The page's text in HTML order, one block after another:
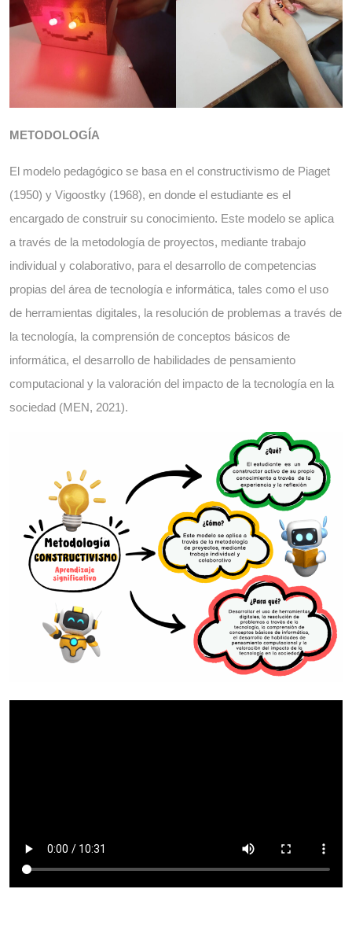
METODOLOGÍA
El modelo pedagógico se basa en el constructivismo de Piaget
(1950) y Vigoostky (1968), en donde el estudiante es el
encargado de construir su conocimiento. Este modelo se aplica
a través de la metodología de proyectos, mediante trabajo
individual y colaborativo, para el desarrollo de competencias
propias del área de tecnología e informática, tales como el uso
de herramientas digitales, la resolución de problemas a través de
la tecnología, la comprensión de conceptos básicos de
informática, el desarrollo de habilidades de pensamiento
computacional y la valoración del impacto de la tecnología en la
sociedad (MEN, 2021).